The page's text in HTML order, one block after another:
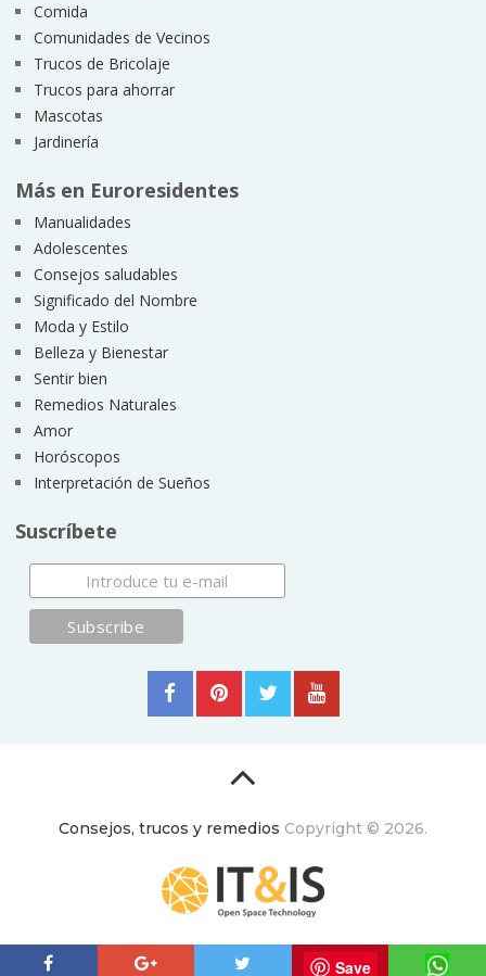
Comida
Comunidades de Vecinos
Trucos de Bricolaje
Trucos para ahorrar
Mascotas
Jardinería
Más en Euroresidentes
Manualidades
Adolescentes
Consejos saludables
Significado del Nombre
Moda y Estilo
Belleza y Bienestar
Sentir bien
Remedios Naturales
Amor
Horóscopos
Interpretación de Sueños
Suscríbete
Consejos, trucos y remedios Copyright © 2026.
ItyIs Siglo XXI|Euroresidentes
Principios generales
Save